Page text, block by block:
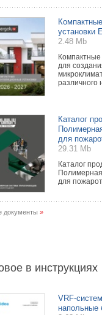
установки
2.48 Mb
для
различного
Каталог
для
29.31 Mb
Каталог
для
документы »
в инструкциях
VRF-
напольные